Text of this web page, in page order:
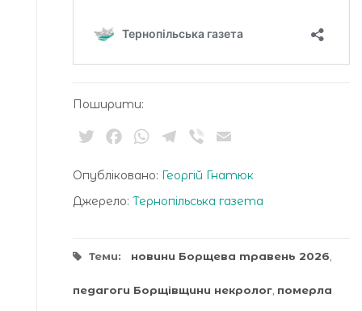
Поширити:
TwitterFacebookWhatsApp
Telegram
Viber
Опубліковано: Георгій Гнатюк
Джерело: Тернопільська газета
Теми: новини Борщева травень 2026,
педагоги Борщівщини некролог, померла